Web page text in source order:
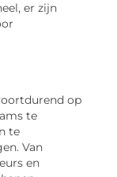
er zijn
op
te
te
Van
en